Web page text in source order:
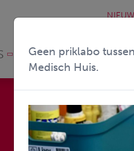
ARTSENKRING
Geen priklabo
Medisch Huis.